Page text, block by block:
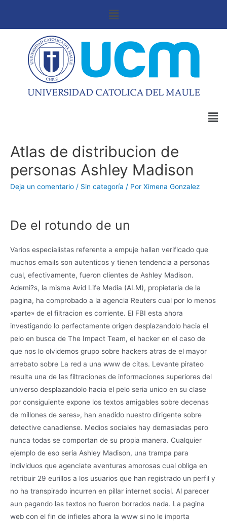
Atlas de distribucion de
personas Ashley Madison
Deja un comentario / Sin categoría / Por Ximena Gonzalez
De el rotundo de un
Varios especialistas referente a empuje hallan verificado que
muchos emails son autenticos y tienen tendencia a personas
cual, efectivamente, fueron clientes de Ashley Madison.
Ademi?s, la misma Avid Life Media (ALM), propietaria de la
pagina, ha comprobado a la agencia Reuters cual por lo menos
«parte» de el filtracion es corriente. El FBI esta ahora
investigando lo perfectamente origen desplazandolo hacia el
pelo en busca de The Impact Team, el hacker en el caso de
que nos lo olvidemos grupo sobre hackers atras de el mayor
arrebato sobre La red a una www de citas. Levante pirateo
resulta una de las filtraciones de informaciones superiores del
universo desplazandolo hacia el pelo seri­a unico en su clase
por consiguiente expone los textos amigables sobre decenas
de millones de seres», han anadido nuestro dirigente sobre
detective canadiense. Medios sociales hay demasiadas pero
nunca todas se comportan de su propia manera. Cualquier
ejemplo de eso seri­a Ashley Madison, una trampa para
individuos que agenciate aventuras amorosas cual obliga en
retribuir 29 eurillos a los usuarios que han registrado un perfil y
no ha transpirado incurren en pillar internet social. Al parecer
aun pagando las textos no fueron borrados nada. La pagina
web con el fin de infieles ahora la www si no le importa